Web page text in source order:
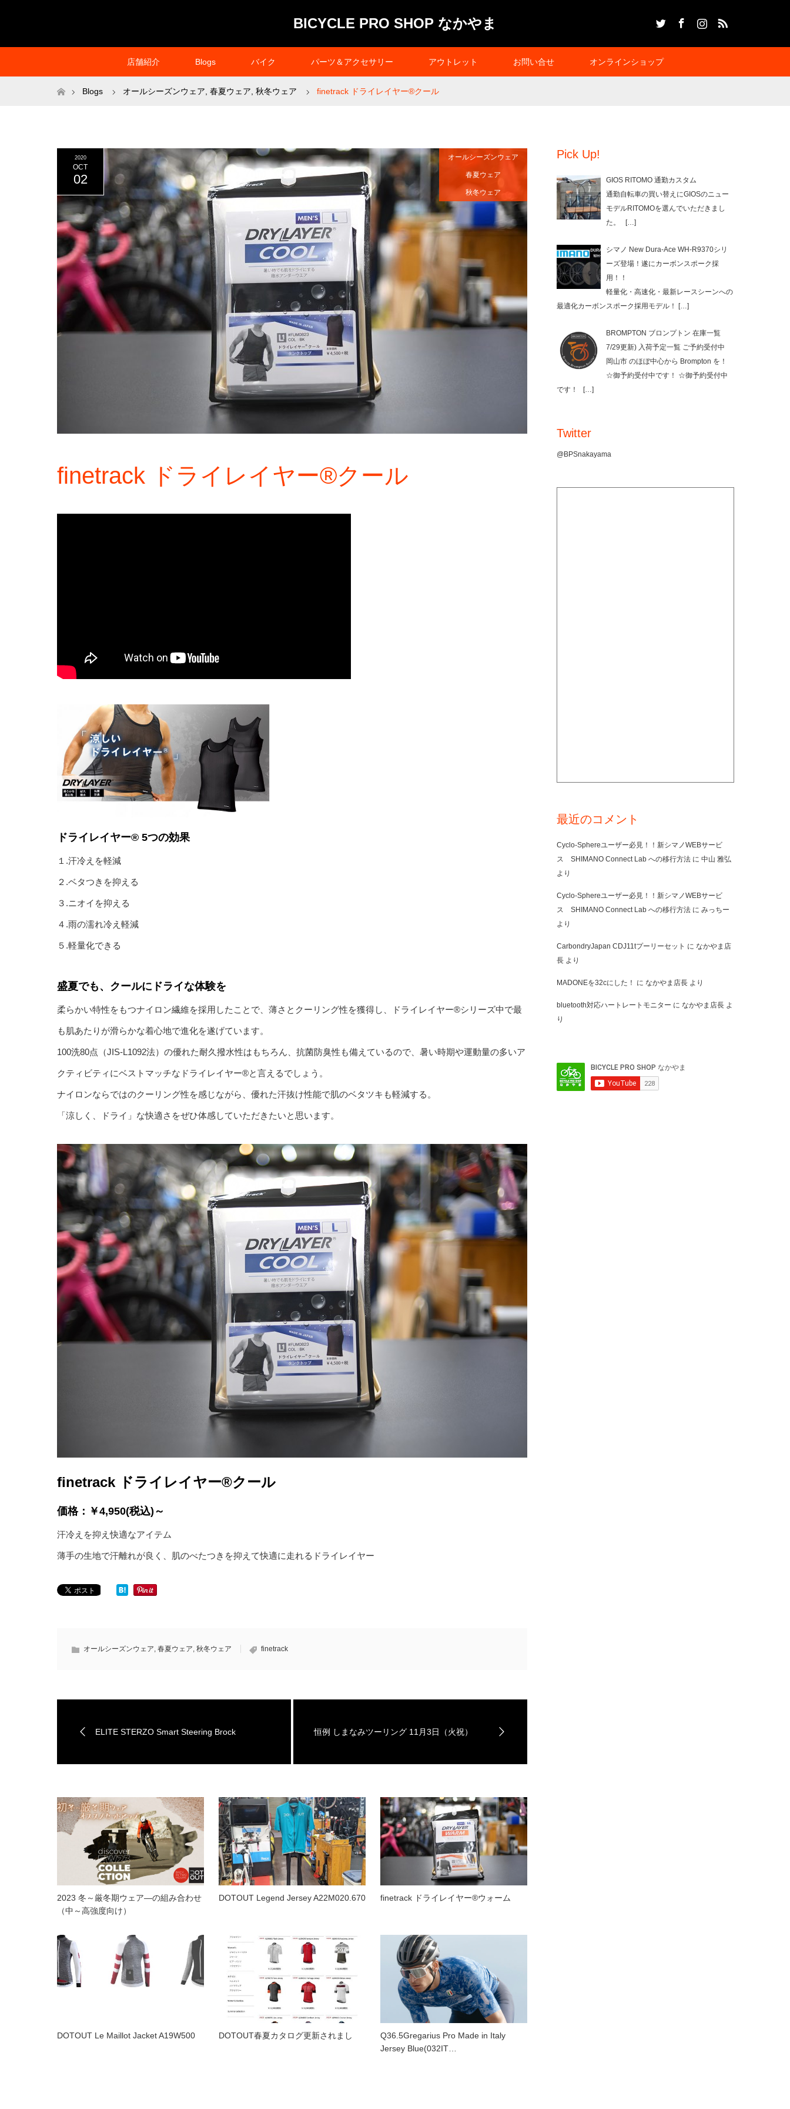
BICYCLE PRO SHOP なかやま
店舗紹介 Blogs バイク パーツ＆アクセサリー アウトレット お問い合せ オンラインショップ
ホームBlogs オールシーズンウェア 春夏ウェア 秋冬ウェア finetrack ドライレイヤー®クール
2020
OCT
02
オールシーズンウェア
春夏ウェア
秋冬ウェア
finetrack ドライレイヤー®クール
ドライレイヤー® 5つの効果
１.汗冷えを軽減
２.ベタつきを抑える
３.ニオイを抑える
４.雨の濡れ冷え軽減
５.軽量化できる
盛夏でも、クールにドライな体験を
柔らかい特性をもつナイロン繊維を採用したことで、薄さとクーリング性を獲得し、ドライレイヤー®シリーズ中で最
も肌あたりが滑らかな着心地で進化を遂げています。
100洗80点（JIS-L1092法）の優れた耐久撥水性はもちろん、抗菌防臭性も備えているので、暑い時期や運動量の多いア
クティビティにベストマッチなドライレイヤー®と言えるでしょう。
ナイロンならではのクーリング性を感じながら、優れた汗抜け性能で肌のベタツキも軽減する。
「涼しく、ドライ」な快適さをぜひ体感していただきたいと思います。
finetrack ドライレイヤー®クール
価格：￥4,950(税込)～
汗冷えを抑え快適なアイテム
薄手の生地で汗離れが良く、肌のべたつきを抑えて快適に走れるドライレイヤー
オールシーズンウェア, 春夏ウェア, 秋冬ウェア finetrack
ELITE STERZO Smart Steering Brock 恒例 しまなみツーリング 11月3日（火祝）
2023 冬～厳冬期ウェア―の組み合わせ
（中～高強度向け）
DOTOUT Legend Jersey A22M020.670 finetrack ドライレイヤー®ウォーム
DOTOUT Le Maillot Jacket A19W500 DOTOUT春夏カタログ更新されまし
Q36.5Gregarius Pro Made in Italy
Jersey Blue(032IT…
Pick Up!
GIOS RITOMO 通勤カスタム
通勤自転車の買い替えにGIOSのニュー
モデルRITOMOを選んでいただきまし
た。
[…]
シマノ New Dura-Ace WH-R9370シリ
ーズ登場！遂にカーボンスポーク採
用！！
軽量化・高速化・最新レースシーンへの
最適化カーボンスポーク採用モデル！
[…]
BROMPTON ブロンプトン 在庫一覧
7/29更新) 入荷予定一覧 ご予約受付中
岡山市 のほぼ中心から Brompton を！
☆御予約受付中です！ ☆御予約受付中
です！
[…]
Twitter
@BPSnakayama
最近のコメント
Cyclo-Sphereユーザー必見！！新シマノWEBサービ
ス SHIMANO Connect Lab への移行方法 に 中山 雅弘
より
Cyclo-Sphereユーザー必見！！新シマノWEBサービ
ス SHIMANO Connect Lab への移行方法 に みっちー
より
CarbondryJapan CDJ11tプーリーセット に なかやま店
長 より
MADONEを32cにした！ に なかやま店長 より
bluetooth対応ハートレートモニター に なかやま店長 よ
り